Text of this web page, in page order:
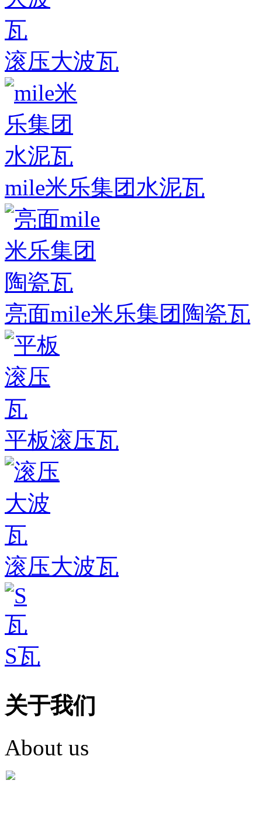
滚压大波瓦
mile米乐集团水泥瓦
亮面mile米乐集团陶瓷瓦
平板滚压瓦
滚压大波瓦
S瓦
关于我们
About us